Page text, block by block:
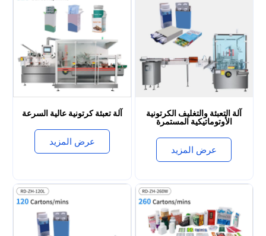
آلة التعبئة والتغليف الكرتونية
الأوتوماتيكية المستمرة
عرض المزيد
آلة تعبئة كرتونية عالية السرعة
عرض المزيد